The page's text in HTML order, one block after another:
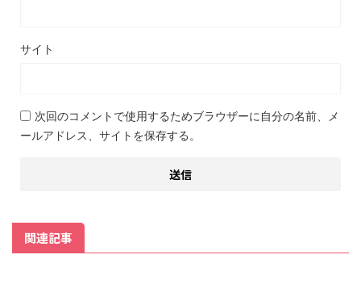
サイト
次回のコメントで使用するためブラウザーに自分の名前、メ
ールアドレス、サイトを保存する。
関連記事